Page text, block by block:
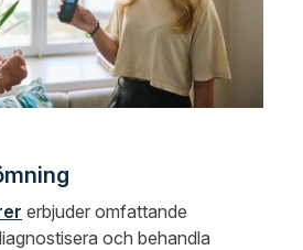
erbjuder omfattande
och behandla